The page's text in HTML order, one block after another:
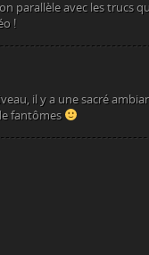
parallèle avec les trucs
!
il y a une sacré
fantômes